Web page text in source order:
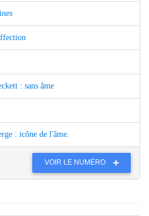
: sans âme
: icône de l'âme.
VOIR LE NUMÉRO